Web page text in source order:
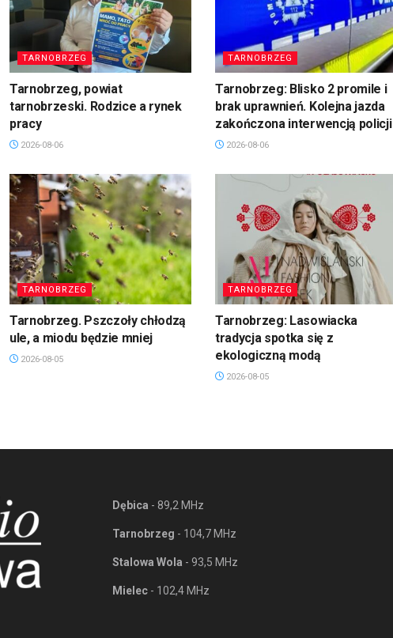
TARNOBRZEG
Tarnobrzeg, powiat
tarnobrzeski. Rodzice a rynek
pracy
2026-08-06
TARNOBRZEG
Tarnobrzeg: Blisko 2 promile i
brak uprawnień. Kolejna jazda
zakończona interwencją policji
2026-08-06
TARNOBRZEG
Tarnobrzeg. Pszczoły chłodzą
ule, a miodu będzie mniej
2026-08-05
TARNOBRZEG
Tarnobrzeg: Lasowiacka
tradycja spotka się z
ekologiczną modą
2026-08-05
Dębica - 89,2 MHz
Tarnobrzeg - 104,7 MHz
Stalowa Wola - 93,5 MHz
Mielec - 102,4 MHz